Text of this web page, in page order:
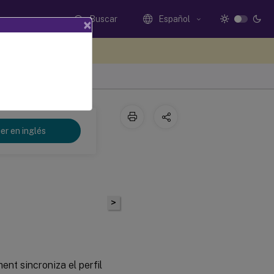
Buscar Español
en inglés
sincroniza el perfil
>
×